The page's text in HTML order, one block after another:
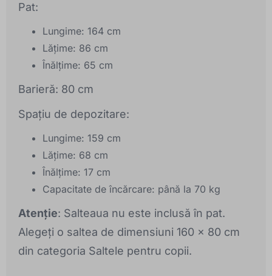
Pat:
Lungime: 164 cm
Lățime: 86 cm
Înălțime: 65 cm
Barieră: 80 cm
Spațiu de depozitare:
Lungime: 159 cm
Lățime: 68 cm
Înălțime: 17 cm
Capacitate de încărcare: până la 70 kg
Atenție: Salteaua nu este inclusă în pat.
Alegeți o saltea de dimensiuni 160 x 80 cm
din categoria Saltele pentru copii.